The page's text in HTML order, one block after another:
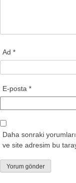
Ad *
E-posta *
Daha sonraki
ve site adresim bu